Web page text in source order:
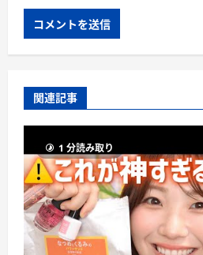
関連記事
1 分読み取り